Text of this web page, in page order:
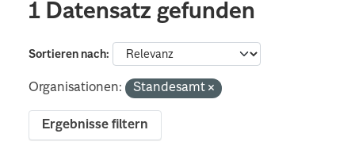
1 Datensatz gefunden
Sortieren nach
Organisationen: Standesamt
Ergebnisse filtern